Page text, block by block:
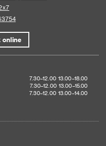
online
7.30–12.00 13.00–18.00
7.30–12.00 13.00–15.00
7.30–12.00 13.00–14.00